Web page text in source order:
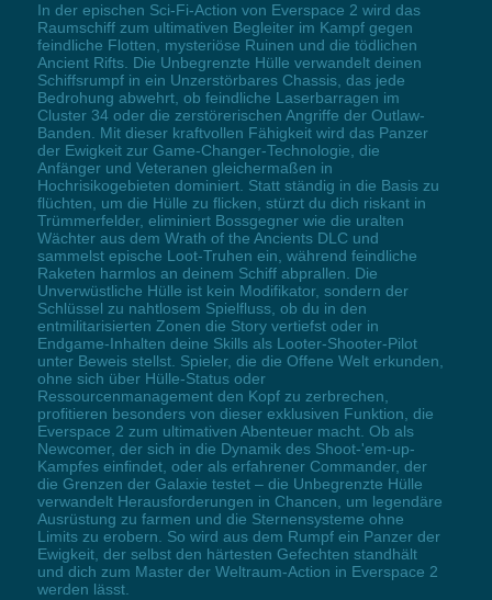
In der epischen Sci-Fi-Action von Everspace 2 wird das
Raumschiff zum ultimativen Begleiter im Kampf gegen
feindliche Flotten, mysteriöse Ruinen und die tödlichen
Ancient Rifts. Die Unbegrenzte Hülle verwandelt deinen
Schiffsrumpf in ein Unzerstörbares Chassis, das jede
Bedrohung abwehrt, ob feindliche Laserbarragen im
Cluster 34 oder die zerstörerischen Angriffe der Outlaw-
Banden. Mit dieser kraftvollen Fähigkeit wird das Panzer
der Ewigkeit zur Game-Changer-Technologie, die
Anfänger und Veteranen gleichermaßen in
Hochrisikogebieten dominiert. Statt ständig in die Basis zu
flüchten, um die Hülle zu flicken, stürzt du dich riskant in
Trümmerfelder, eliminiert Bossgegner wie die uralten
Wächter aus dem Wrath of the Ancients DLC und
sammelst epische Loot-Truhen ein, während feindliche
Raketen harmlos an deinem Schiff abprallen. Die
Unverwüstliche Hülle ist kein Modifikator, sondern der
Schlüssel zu nahtlosem Spielfluss, ob du in den
entmilitarisierten Zonen die Story vertiefst oder in
Endgame-Inhalten deine Skills als Looter-Shooter-Pilot
unter Beweis stellst. Spieler, die die Offene Welt erkunden,
ohne sich über Hülle-Status oder
Ressourcenmanagement den Kopf zu zerbrechen,
profitieren besonders von dieser exklusiven Funktion, die
Everspace 2 zum ultimativen Abenteuer macht. Ob als
Newcomer, der sich in die Dynamik des Shoot-'em-up-
Kampfes einfindet, oder als erfahrener Commander, der
die Grenzen der Galaxie testet – die Unbegrenzte Hülle
verwandelt Herausforderungen in Chancen, um legendäre
Ausrüstung zu farmen und die Sternensysteme ohne
Limits zu erobern. So wird aus dem Rumpf ein Panzer der
Ewigkeit, der selbst den härtesten Gefechten standhält
und dich zum Master der Weltraum-Action in Everspace 2
werden lässt.